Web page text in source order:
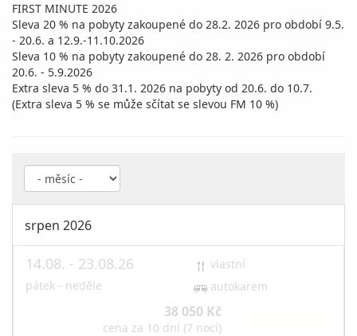
FIRST MINUTE 2026
Sleva 20 % na pobyty zakoupené do 28.2. 2026 pro období 9.5.
- 20.6. a 12.9.-11.10.2026
Sleva 10 % na pobyty zakoupené do 28. 2. 2026 pro období
20.6. - 5.9.2026
Extra sleva 5 % do 31.1. 2026 na pobyty od 20.6. do 10.7.
(Extra sleva 5 % se může sčítat se slevou FM 10 %)
srpen 2026
14.08. - 23.08.26
pátek - neděle
vlastní
autokarem
38 050 Kč
cena za 10 dní (7 nocí)